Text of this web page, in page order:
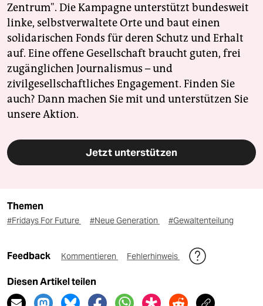
Zentrum". Die Kampagne unterstützt bundesweit
linke, selbstverwaltete Orte und baut einen
solidarischen Fonds für deren Schutz und Erhalt
auf. Eine offene Gesellschaft braucht guten, frei
zugänglichen Journalismus – und
zivilgesellschaftliches Engagement. Finden Sie
auch? Dann machen Sie mit und unterstützen Sie
unsere Aktion.
Jetzt unterstützen
Themen
#Fridays For Future #Neue Generation #Gewaltenteilung
Feedback Kommentieren Fehlerhinweis
Diesen Artikel teilen